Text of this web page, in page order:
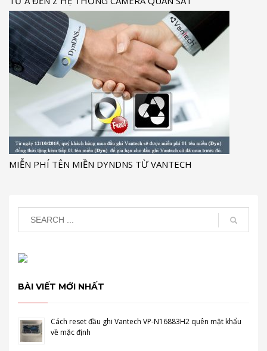
MIỄN PHÍ TÊN MIỀN DYNDNS TỪ VANTECH
BÀI VIẾT MỚI NHẤT
Cách reset đầu ghi Vantech VP-N16883H2 quên mật khẩu
về mặc định